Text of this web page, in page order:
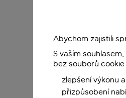
Abychom zajistili
S vaším
bez souborů
zlepšení výkonu
přizpůsobení